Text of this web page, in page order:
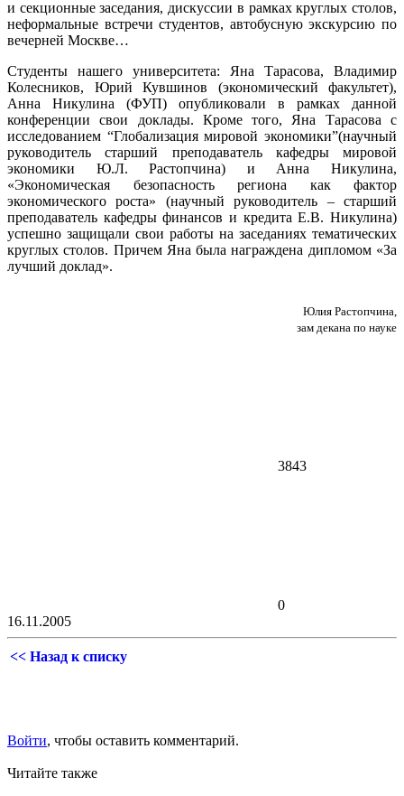
и секционные заседания, дискуссии в рамках круглых столов,
неформальные встречи студентов, автобусную экскурсию по
вечерней Москве…
Студенты нашего университета: Яна Тарасова, Владимир
Колесников, Юрий Кувшинов (экономический факультет),
Анна Никулина (ФУП) опубликовали в рамках данной
конференции свои доклады. Кроме того, Яна Тарасова с
исследованием “Глобализация мировой экономики”(научный
руководитель старший преподаватель кафедры мировой
экономики Ю.Л. Растопчина) и Анна Никулина,
«Экономическая безопасность региона как фактор
экономического роста» (научный руководитель – старший
преподаватель кафедры финансов и кредита Е.В. Никулина)
успешно защищали свои работы на заседаниях тематических
круглых столов. Причем Яна была награждена дипломом «За
лучший доклад».
Юлия Растопчина,
зам декана по науке
3843
0
16.11.2005
<< Назад к списку
Войти, чтобы оставить комментарий.
Читайте также